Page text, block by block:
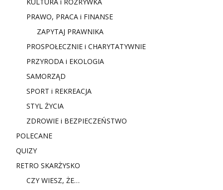
PRAWO, PRACA i FINANSE
ZAPYTAJ PRAWNIKA
PROSPOŁECZNIE i CHARYTATYWNIE
PRZYRODA i EKOLOGIA
SAMORZĄD
SPORT i REKREACJA
STYL ŻYCIA
ZDROWIE i BEZPIECZEŃSTWO
POLECANE
QUIZY
RETRO SKARŻYSKO
CZY WIESZ, ŻE…